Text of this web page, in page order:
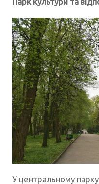
Парк культури та
У центральному парку